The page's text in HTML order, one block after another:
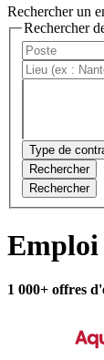
Rechercher un
Rechercher
Type de
Rechercher
Rechercher
1 000+ offres